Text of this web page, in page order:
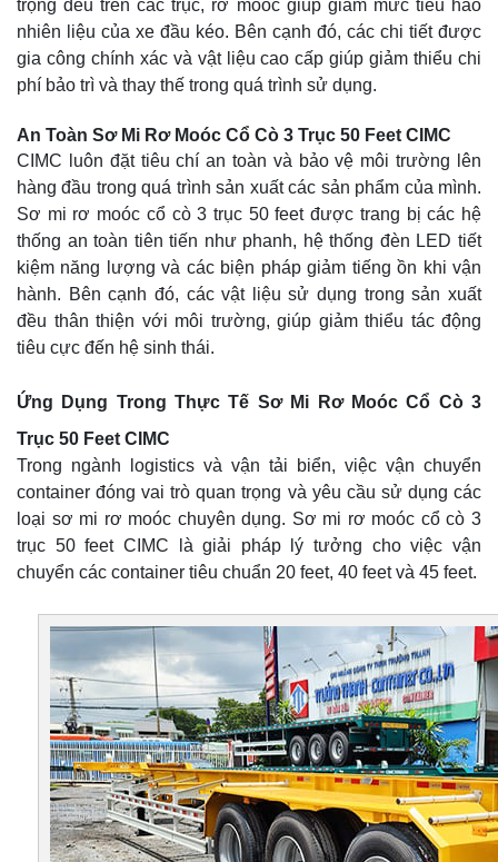
trọng đều trên các trục, rơ moóc giúp giảm mức tiêu hao
nhiên liệu của xe đầu kéo. Bên cạnh đó, các chi tiết được
gia công chính xác và vật liệu cao cấp giúp giảm thiểu chi
phí bảo trì và thay thế trong quá trình sử dụng.
An Toàn Sơ Mi Rơ Moóc Cổ Cò 3 Trục 50 Feet CIMC
CIMC luôn đặt tiêu chí an toàn và bảo vệ môi trường lên
hàng đầu trong quá trình sản xuất các sản phẩm của mình.
Sơ mi rơ moóc cổ cò 3 trục 50 feet được trang bị các hệ
thống an toàn tiên tiến như phanh, hệ thống đèn LED tiết
kiệm năng lượng và các biện pháp giảm tiếng ồn khi vận
hành. Bên cạnh đó, các vật liệu sử dụng trong sản xuất
đều thân thiện với môi trường, giúp giảm thiểu tác động
tiêu cực đến hệ sinh thái.
Ứng Dụng Trong Thực Tế Sơ Mi Rơ Moóc Cổ Cò 3
Trục 50 Feet CIMC
Trong ngành logistics và vận tải biển, việc vận chuyển
container đóng vai trò quan trọng và yêu cầu sử dụng các
loại sơ mi rơ moóc chuyên dụng. Sơ mi rơ moóc cổ cò 3
trục 50 feet CIMC là giải pháp lý tưởng cho việc vận
chuyển các container tiêu chuẩn 20 feet, 40 feet và 45 feet.